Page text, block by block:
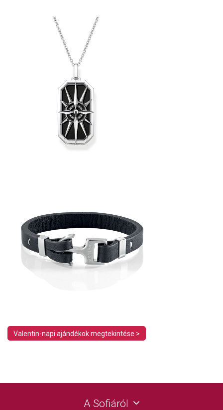
Valentin-napi ajándékok megtekintése >
A Sofiáról